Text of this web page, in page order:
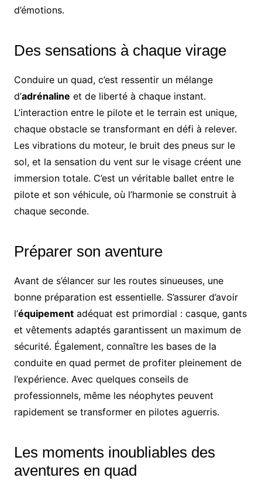
d’émotions.
Des sensations à chaque virage
Conduire un quad, c’est ressentir un mélange
d’adrénaline et de liberté à chaque instant.
L’interaction entre le pilote et le terrain est unique,
chaque obstacle se transformant en défi à relever.
Les vibrations du moteur, le bruit des pneus sur le
sol, et la sensation du vent sur le visage créent une
immersion totale. C’est un véritable ballet entre le
pilote et son véhicule, où l’harmonie se construit à
chaque seconde.
Préparer son aventure
Avant de s’élancer sur les routes sinueuses, une
bonne préparation est essentielle. S’assurer d’avoir
l’équipementadéquat est primordial : casque, gants
et vêtements adaptés garantissent un maximum de
sécurité. Également, connaître les bases de la
conduite en quad permet de profiter pleinement de
l’expérience. Avec quelques conseils de
professionnels, même les néophytes peuvent
rapidement se transformer en pilotes aguerris.
Les moments inoubliables des
aventures en quad